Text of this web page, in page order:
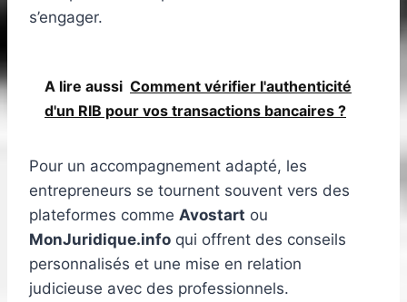
s’engager.
A lire aussi Comment vérifier l'authenticité
d'un RIB pour vos transactions bancaires ?
Pour un accompagnement adapté, les
entrepreneurs se tournent souvent vers des
plateformes comme Avostart ou
MonJuridique.info qui offrent des conseils
personnalisés et une mise en relation
judicieuse avec des professionnels.